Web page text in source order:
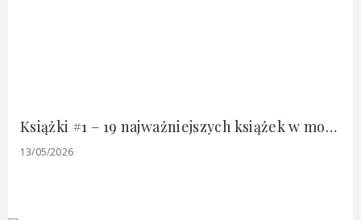
Książki #1 – 19 najważniejszych książek w moim życiu
13/05/2026